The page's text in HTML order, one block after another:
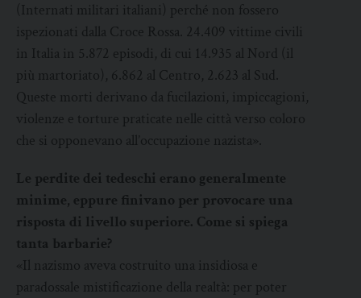
(Internati militari italiani) perché non fossero
ispezionati dalla Croce Rossa. 24.409 vittime civili
in Italia in 5.872 episodi, di cui 14.935 al Nord (il
più martoriato), 6.862 al Centro, 2.623 al Sud.
Queste morti derivano da fucilazioni, impiccagioni,
violenze e torture praticate nelle città verso coloro
che si opponevano all’occupazione nazista».
Le perdite dei tedeschi erano generalmente
minime, eppure finivano per provocare una
risposta di livello superiore. Come si spiega
tanta barbarie?
«Il nazismo aveva costruito una insidiosa e
paradossale mistificazione della realtà: per poter